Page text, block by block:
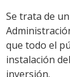
Se trata de
que todo el
instalación
inversión.